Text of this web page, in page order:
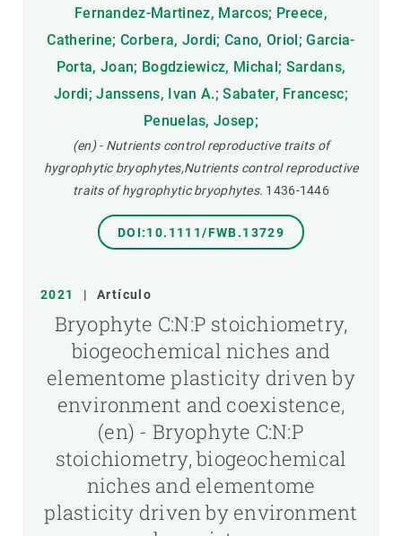
Fernandez-Martinez, Marcos; Preece,
Catherine; Corbera, Jordi; Cano, Oriol; Garcia-
Porta, Joan; Bogdziewicz, Michal; Sardans,
Jordi; Janssens, Ivan A.; Sabater, Francesc;
Penuelas, Josep;
(en) - Nutrients control reproductive traits of
hygrophytic bryophytes,Nutrients control reproductive
traits of hygrophytic bryophytes. 1436-1446
DOI:10.1111/FWB.13729
2021 | Artículo
Bryophyte C:N:P stoichiometry,
biogeochemical niches and
elementome plasticity driven by
environment and coexistence,
(en) - Bryophyte C:N:P
stoichiometry, biogeochemical
niches and elementome
plasticity driven by environment